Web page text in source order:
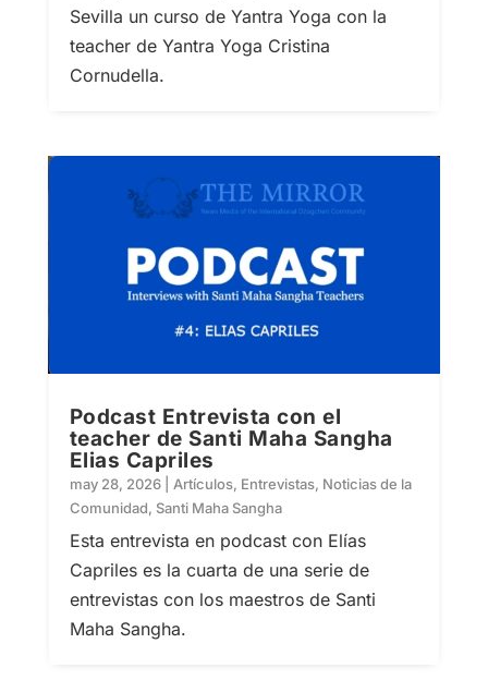
Sevilla un curso de Yantra Yoga con la
teacher de Yantra Yoga Cristina
Cornudella.
Podcast Entrevista con el
teacher de Santi Maha Sangha
Elias Capriles
may 28, 2026| Artículos, Entrevistas, Noticias de la
Comunidad, Santi Maha Sangha
Esta entrevista en podcast con Elías
Capriles es la cuarta de una serie de
entrevistas con los maestros de Santi
Maha Sangha.